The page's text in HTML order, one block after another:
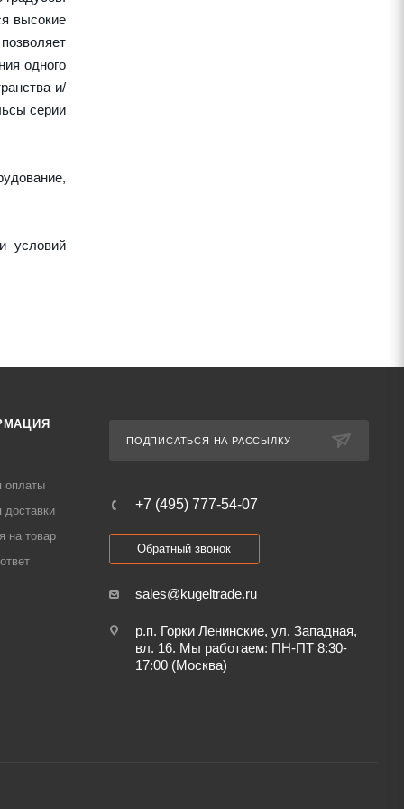
высокие
одного
и/
серии
условий
оплаты
доставки
на товар
ПОДПИСАТЬСЯ НА РАССЫЛКУ
+7 (495) 777-54-07
Обратный звонок
sales@kugeltrade.ru
р.п. Горки Ленинские, ул. Западная,
вл. 16. Мы работаем: ПН-ПТ 8:30-
17:00 (Москва)